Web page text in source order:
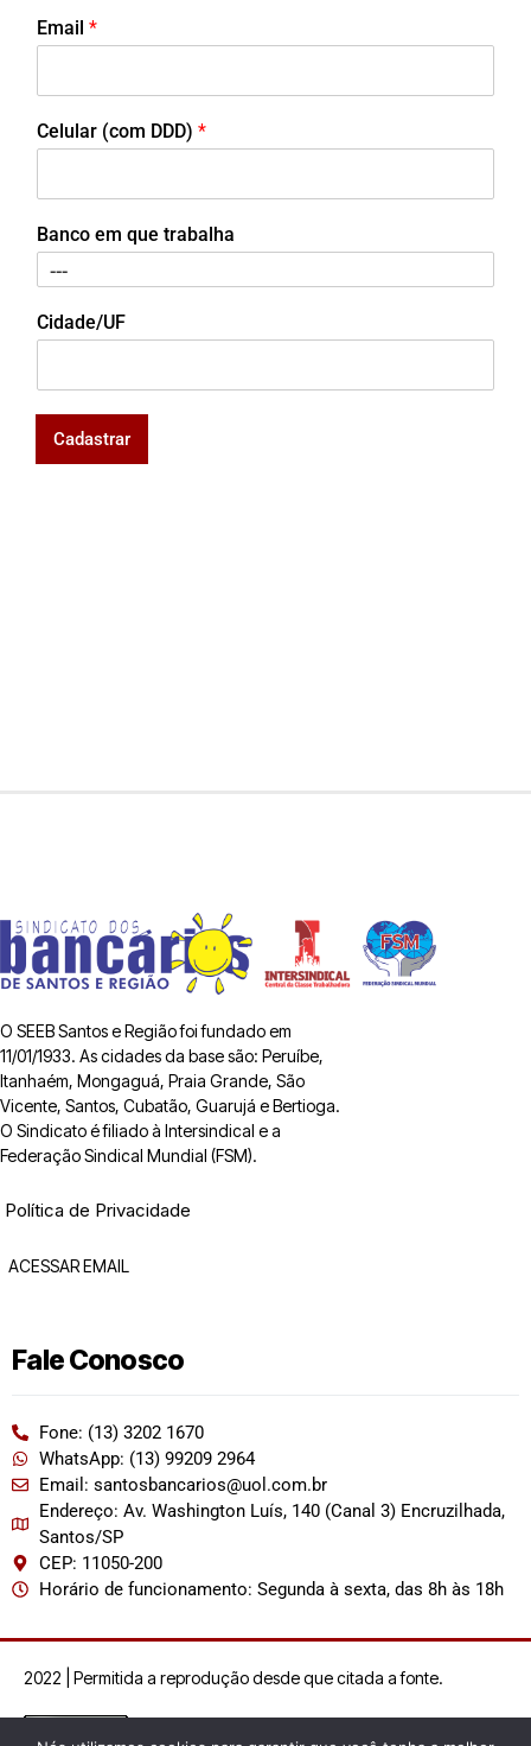
Email *
Celular (com DDD) *
Banco em que trabalha
Cidade/UF
Cadastrar
O SEEB Santos e Região foi fundado em
11/01/1933. As cidades da base são: Peruíbe,
Itanhaém, Mongaguá, Praia Grande, São
Vicente, Santos, Cubatão, Guarujá e Bertioga.
O Sindicato é filiado à Intersindical e a
Federação Sindical Mundial (FSM).
Política de Privacidade
ACESSAR EMAIL
Fale Conosco
Fone: (13) 3202 1670
WhatsApp: (13) 99209 2964
Email: santosbancarios@uol.com.br
Endereço: Av. Washington Luís, 140 (Canal 3) Encruzilhada,
Santos/SP
CEP: 11050-200
Horário de funcionamento: Segunda à sexta, das 8h às 18h
2022 | Permitida a reprodução desde que citada a fonte.